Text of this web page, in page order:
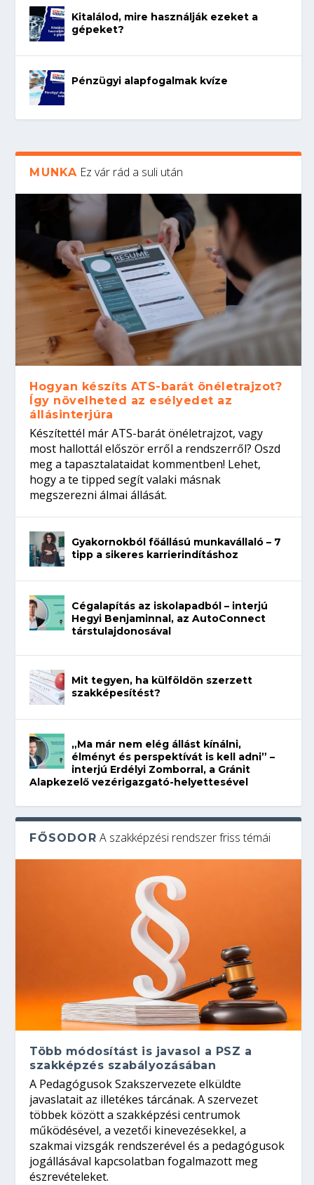
Kitalálod, mire használják ezeket a
gépeket?
Pénzügyi alapfogalmak kvíze
MUNKA Ez vár rád a suli után
Hogyan készíts ATS-barát önéletrajzot?
Így növelheted az esélyedet az
állásinterjúra
Készítettél már ATS-barát önéletrajzot, vagy
most hallottál először erről a rendszerről? Oszd
meg a tapasztalataidat kommentben! Lehet,
hogy a te tipped segít valaki másnak
megszerezni álmai állását.
Gyakornokból főállású munkavállaló – 7
tipp a sikeres karrierindításhoz
Cégalapítás az iskolapadból – interjú
Hegyi Benjaminnal, az AutoConnect
társtulajdonosával
Mit tegyen, ha külföldön szerzett
szakképesítést?
„Ma már nem elég állást kínálni,
élményt és perspektívát is kell adni” –
interjú Erdélyi Zomborral, a Gránit
Alapkezelő vezérigazgató-helyettesével
FŐSODOR A szakképzési rendszer friss témái
Több módosítást is javasol a PSZ a
szakképzés szabályozásában
A Pedagógusok Szakszervezete elküldte
javaslatait az illetékes tárcának. A szervezet
többek között a szakképzési centrumok
működésével, a vezetői kinevezésekkel, a
szakmai vizsgák rendszerével és a pedagógusok
jogállásával kapcsolatban fogalmazott meg
észrevételeket.